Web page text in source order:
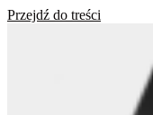
Przejdź do treści